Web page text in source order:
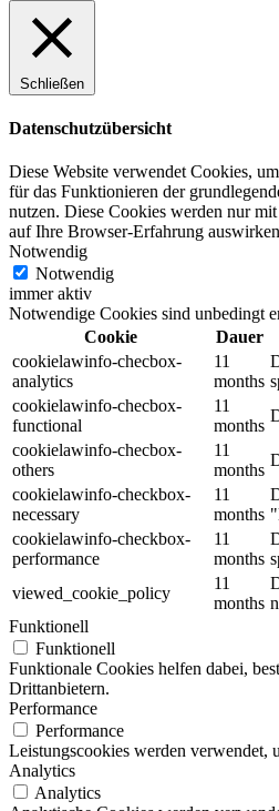
Schließen
Datenschutzübersicht
Diese Website verwendet Cookies,
für das Funktionieren der
nutzen. Diese Cookies werden nur
auf Ihre Browser-Erfahrung
Notwendig
Notwendig
immer aktiv
Notwendige Cookies sind unbedingt
Cookie
Dauer
cookielawinfo-checbox-
analytics
11
months
cookielawinfo-checbox-
functional
11
months
cookielawinfo-checbox-
others
11
months
cookielawinfo-checkbox-
necessary
11
months
cookielawinfo-checkbox-
performance
11
months
viewed_cookie_policy
11
months
Funktionell
Funktionell
Funktionale Cookies helfen dabei,
Drittanbietern.
Performance
Performance
Leistungscookies werden verwendet,
Analytics
Analytics